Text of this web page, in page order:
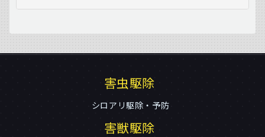
害虫駆除
シロアリ駆除・予防
害獣駆除